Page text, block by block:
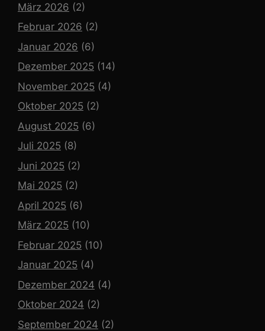
März 2026 (2)
Februar 2026 (2)
Januar 2026 (6)
Dezember 2025 (14)
November 2025 (4)
Oktober 2025 (2)
August 2025 (6)
Juli 2025 (8)
Juni 2025 (2)
Mai 2025 (2)
April 2025 (6)
März 2025 (10)
Februar 2025 (10)
Januar 2025 (4)
Dezember 2024 (4)
Oktober 2024 (2)
September 2024 (2)